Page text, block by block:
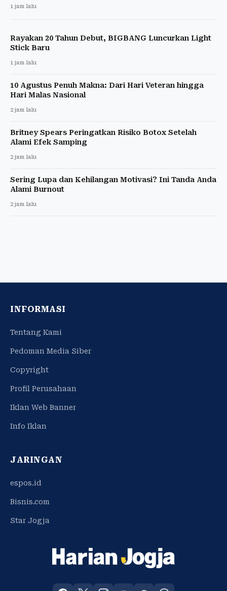
1 jam lalu
Rayakan 20 Tahun Debut, BIGBANG Luncurkan Light
Stick Baru
1 jam lalu
10 Agustus Penuh Makna: Dari Hari Veteran hingga
Hari Malas Nasional
2 jam lalu
Britney Spears Peringatkan Risiko Botox Setelah
Alami Efek Samping
2 jam lalu
Sering Lupa dan Kehilangan Motivasi? Ini Tanda Anda
Alami Burnout
2 jam lalu
INFORMASI
Tentang Kami
Pedoman Media Siber
Copyright
Profil Perusahaan
Iklan Web Banner
Info Iklan
JARINGAN
espos.id
Bisnis.com
Star Jogja